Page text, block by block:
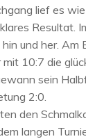
lief es wie
Resultat.
und her. Am
10:7 die
sein
2:0.
den
langen